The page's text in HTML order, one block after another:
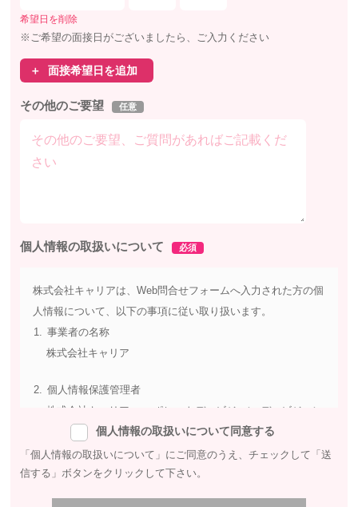
希望日を削除
※ご希望の面接日がございましたら、ご入力ください
面接希望日を追加
その他のご要望 任意
個人情報の取扱いについて 必須
株式会社キャリアは、Web問合せフォームへ入力された方の個
人情報について、以下の事項に従い取り扱います。
事業者の名称
株式会社キャリア
個人情報保護管理者
株式会社キャリア コーポレートディビジョン ディビジョン
マネジャー
〒154-0004 東京都世田谷区太子堂4-1-1 キャロットタワー
14階
個人情報の取扱いについて同意する
「個人情報の取扱いについて」にご同意のうえ、チェックして 「送
信する」ボタンをクリックして下さい。